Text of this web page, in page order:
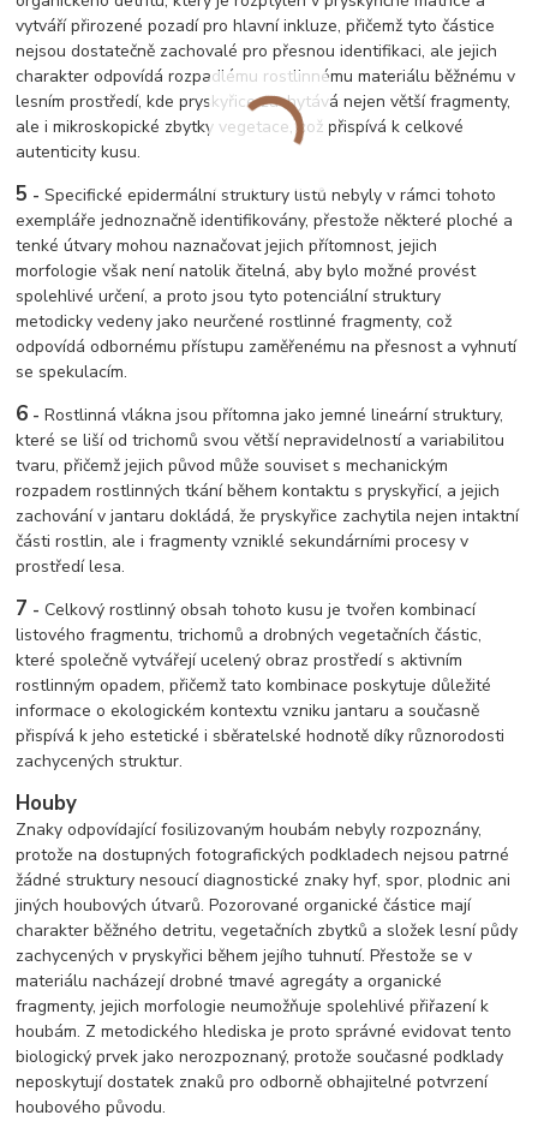
vytváří přirozené pozadí pro hlavní inkluze, přičemž tyto částice
nejsou dostatečně zachovalé pro přesnou identifikaci, ale jejich
charakter odpovídá rozpadlému rostlinnému materiálu běžnému v
lesním prostředí, kde pryskyřice zachytává nejen větší fragmenty,
ale i mikroskopické zbytky vegetace, což přispívá k celkové
autenticity kusu.
5 -Specifické epidermální struktury listů nebyly v rámci tohoto
exempláře jednoznačně identifikovány, přestože některé ploché a
tenké útvary mohou naznačovat jejich přítomnost, jejich
morfologie však není natolik čitelná, aby bylo možné provést
spolehlivé určení, a proto jsou tyto potenciální struktury
metodicky vedeny jako neurčené rostlinné fragmenty, což
odpovídá odbornému přístupu zaměřenému na přesnost a vyhnutí
se spekulacím.
6 -Rostlinná vlákna jsou přítomna jako jemné lineární struktury,
které se liší od trichomů svou větší nepravidelností a variabilitou
tvaru, přičemž jejich původ může souviset s mechanickým
rozpadem rostlinných tkání během kontaktu s pryskyřicí, a jejich
zachování v jantaru dokládá, že pryskyřice zachytila nejen intaktní
části rostlin, ale i fragmenty vzniklé sekundárními procesy v
prostředí lesa.
7 -Celkový rostlinný obsah tohoto kusu je tvořen kombinací
listového fragmentu, trichomů a drobných vegetačních částic,
které společně vytvářejí ucelený obraz prostředí s aktivním
rostlinným opadem, přičemž tato kombinace poskytuje důležité
informace o ekologickém kontextu vzniku jantaru a současně
přispívá k jeho estetické i sběratelské hodnotě díky různorodosti
zachycených struktur.
Houby
Znaky odpovídající fosilizovaným houbám nebyly rozpoznány,
protože na dostupných fotografických podkladech nejsou patrné
žádné struktury nesoucí diagnostické znaky hyf, spor, plodnic ani
jiných houbových útvarů. Pozorované organické částice mají
charakter běžného detritu, vegetačních zbytků a složek lesní půdy
zachycených v pryskyřici během jejího tuhnutí. Přestože se v
materiálu nacházejí drobné tmavé agregáty a organické
fragmenty, jejich morfologie neumožňuje spolehlivé přiřazení k
houbám. Z metodického hlediska je proto správné evidovat tento
biologický prvek jako nerozpoznaný, protože současné podklady
neposkytují dostatek znaků pro odborně obhajitelné potvrzení
houbového původu.